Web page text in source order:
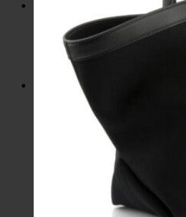
0 – 3 roky
4-7 rokov
8-13 rokov
14-18 rokov
Detské doplnky
Dámska móda na každý deň
Bundy
Saká / Kabáty
Košele / Blúzky
Mikiny / Svetre
Nohavice / Tepláky
Sukne / Kraťasy